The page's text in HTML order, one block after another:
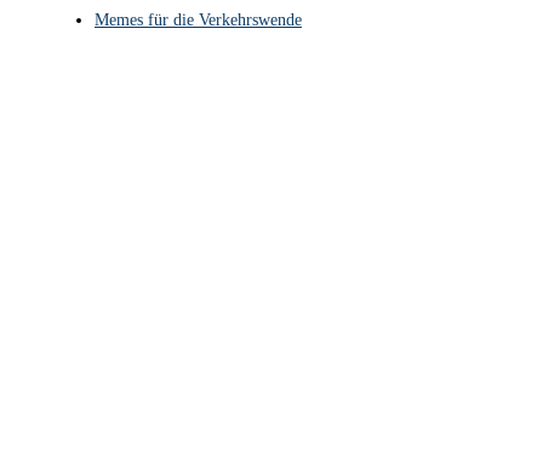
Memes für die Verkehrswende